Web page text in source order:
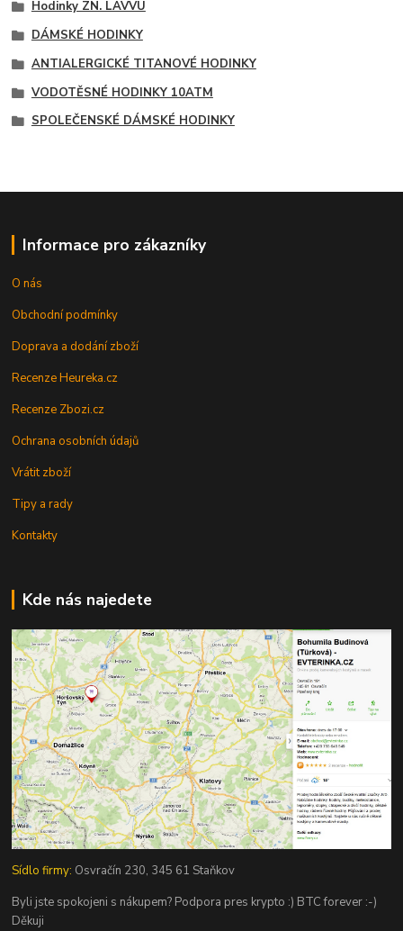
Hodinky ZN. LAVVU
DÁMSKÉ HODINKY
ANTIALERGICKÉ TITANOVÉ HODINKY
VODOTĚSNÉ HODINKY 10ATM
SPOLEČENSKÉ DÁMSKÉ HODINKY
Informace pro zákazníky
O nás
Obchodní podmínky
Doprava a dodání zboží
Recenze Heureka.cz
Recenze Zbozi.cz
Ochrana osobních údajů
Vrátit zboží
Tipy a rady
Kontakty
Kde nás najedete
Sídlo firmy: Osvračín 230, 345 61 Staňkov
Byli jste spokojeni s nákupem? Podpora pres krypto :) BTC forever :-)
Děkuji